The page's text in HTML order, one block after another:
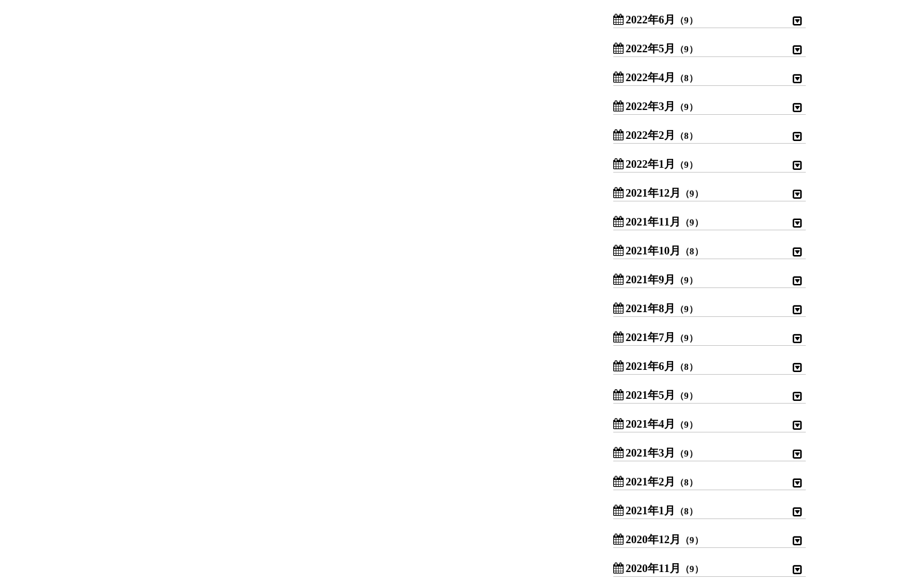
2022年6月 （9）
2022年5月 （9）
2022年4月 （8）
2022年3月 （9）
2022年2月 （8）
2022年1月 （9）
2021年12月 （9）
2021年11月 （9）
2021年10月 （8）
2021年9月 （9）
2021年8月 （9）
2021年7月 （9）
2021年6月 （8）
2021年5月 （9）
2021年4月 （9）
2021年3月 （9）
2021年2月 （8）
2021年1月 （8）
2020年12月 （9）
2020年11月 （9）